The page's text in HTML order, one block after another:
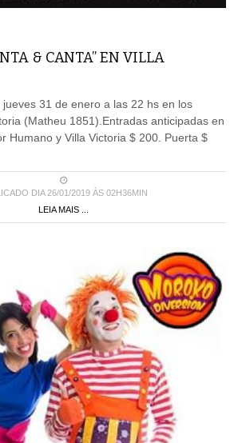
& CANTA” EN VILLA
31 de enero a las 22 hs en los
(Matheu 1851).Entradas anticipadas en
Humano y Villa Victoria $ 200. Puerta $
DIA 26/01/2019 ÀS 02H36MIN
LEIA MAIS ...